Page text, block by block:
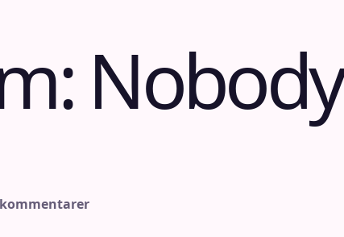
Nobody